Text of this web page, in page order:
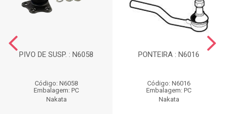
PIVO DE SUSP. : N6058
Código: N6058
Embalagem: PC
Nakata
PONTEIRA : N6016
Código: N6016
Embalagem: PC
Nakata